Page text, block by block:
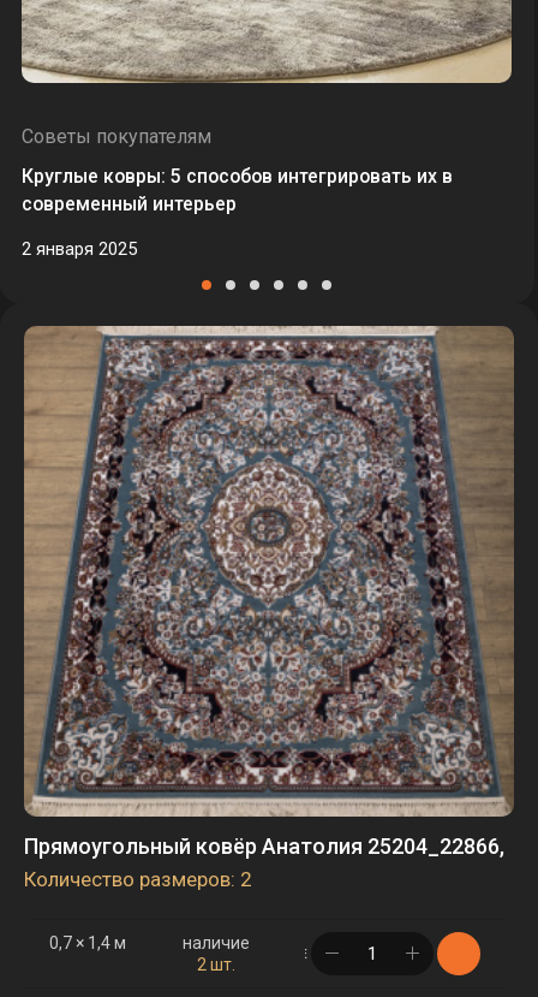
Советы покупателям
2 января 2025
Круглые ковры: 5 способов интегрировать их в
современный интерьер
Прямоугольный ковёр Анатолия 25204_22866,
Количество размеров: 2
0,7 × 1,4 м
наличие
2 шт.
в корзине